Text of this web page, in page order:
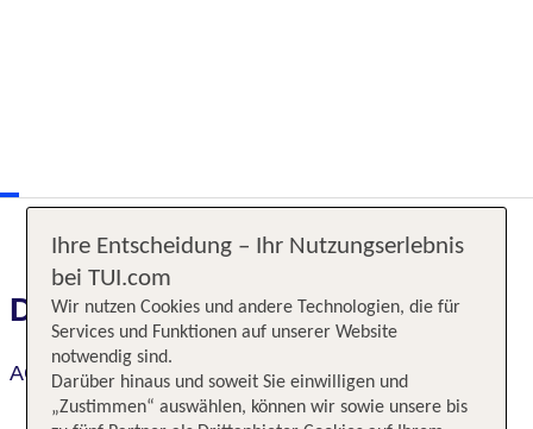
Das erwartet Sie
ACHAT Hotel Hockenheim
Ihre Entscheidung – Ihr Nutzungserlebnis
bei TUI.com
Wir nutzen Cookies und andere Technologien, die für
Services und Funktionen auf unserer Website
notwendig sind.
Darüber hinaus und soweit Sie einwilligen und
„Zustimmen“ auswählen, können wir sowie unsere bis